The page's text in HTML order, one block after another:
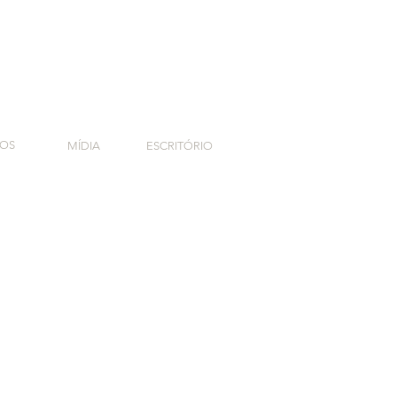
MÍDIA ESCRITÓRIO